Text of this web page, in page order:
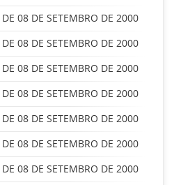
08 DE SETEMBRO DE 2000
08 DE SETEMBRO DE 2000
08 DE SETEMBRO DE 2000
08 DE SETEMBRO DE 2000
08 DE SETEMBRO DE 2000
08 DE SETEMBRO DE 2000
08 DE SETEMBRO DE 2000